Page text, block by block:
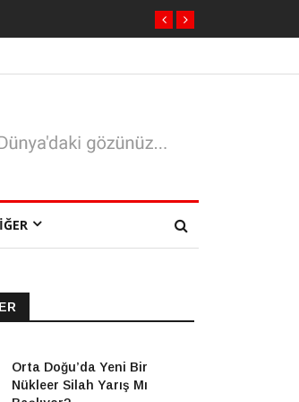
Orta Doğu’da Yeni Bir
Nükleer Silah Yarış Mı